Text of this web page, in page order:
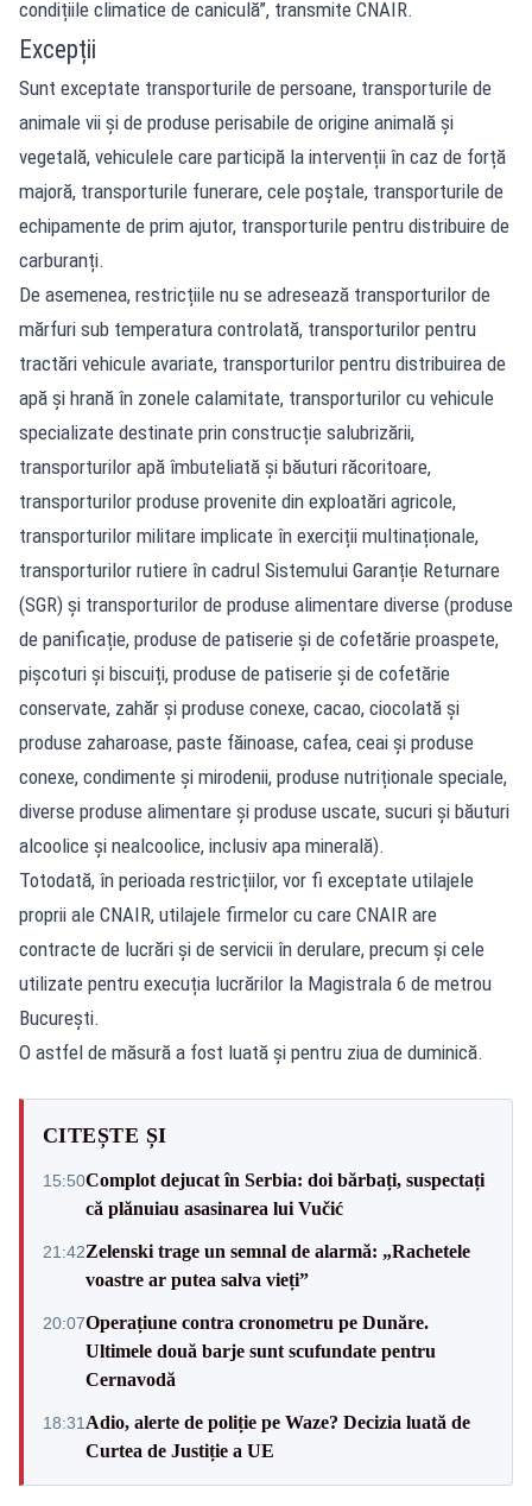
condițiile climatice de caniculă”, transmite CNAIR.
Excepții
Sunt exceptate transporturile de persoane, transporturile de
animale vii şi de produse perisabile de origine animală şi
vegetală, vehiculele care participă la intervenții în caz de forță
majoră, transporturile funerare, cele poștale, transporturile de
echipamente de prim ajutor, transporturile pentru distribuire de
carburanți.
De asemenea, restricțiile nu se adresează transporturilor de
mărfuri sub temperatura controlată, transporturilor pentru
tractări vehicule avariate, transporturilor pentru distribuirea de
apă și hrană în zonele calamitate, transporturilor cu vehicule
specializate destinate prin construcție salubrizării,
transporturilor apă îmbuteliată și băuturi răcoritoare,
transporturilor produse provenite din exploatări agricole,
transporturilor militare implicate în exerciții multinaționale,
transporturilor rutiere în cadrul Sistemului Garanție Returnare
(SGR) și transporturilor de produse alimentare diverse (produse
de panificație, produse de patiserie și de cofetărie proaspete,
pișcoturi și biscuiți, produse de patiserie și de cofetărie
conservate, zahăr și produse conexe, cacao, ciocolată și
produse zaharoase, paste făinoase, cafea, ceai și produse
conexe, condimente și mirodenii, produse nutriționale speciale,
diverse produse alimentare și produse uscate, sucuri și băuturi
alcoolice și nealcoolice, inclusiv apa minerală).
Totodată, în perioada restricțiilor, vor fi exceptate utilajele
proprii ale CNAIR, utilajele firmelor cu care CNAIR are
contracte de lucrări și de servicii în derulare, precum și cele
utilizate pentru execuția lucrărilor la Magistrala 6 de metrou
București.
O astfel de măsură a fost luată și pentru ziua de duminică.
CITEȘTE ȘI
15:50Complot dejucat în Serbia: doi bărbați, suspectați
că plănuiau asasinarea lui Vučić
21:42Zelenski trage un semnal de alarmă: „Rachetele
voastre ar putea salva vieți”
20:07Operațiune contra cronometru pe Dunăre.
Ultimele două barje sunt scufundate pentru
Cernavodă
18:31 Adio, alerte de poliție pe Waze? Decizia luată de
Curtea de Justiție a UE